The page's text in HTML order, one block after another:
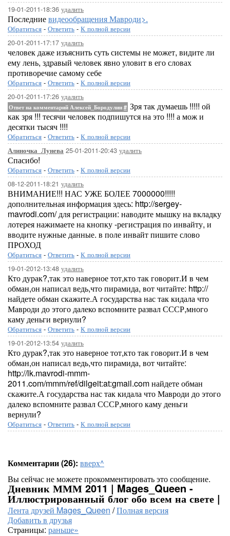
19-01-2011-18:36 удалить
Последниевидеообращения Мавроди>.
Обратиться - Ответить - К полной версии
20-01-2011-17:17 удалить
человек даже изъяснить суть системы не может, видите ли
ему лень, здравый человек явно уловит в его словах
противоречие самому себе
Обратиться - Ответить - К полной версии
20-01-2011-17:26 удалить
Ответ на комментарий Алексей_Бородулин # Зря так думаешь !!!!! ой
как зря !!! тесячи человек подпишутся на это !!!! а мож и
десятки тысяч !!!!
Обратиться - Ответить - К полной версии
Алиночка_Лунева 25-01-2011-20:43 удалить
Спасибо!
Обратиться - Ответить - К полной версии
08-12-2011-18:21 удалить
ВНИМАНИЕ!!! НАС УЖЕ БОЛЕЕ 7000000!!!!!
дополнительная информация здесь: http://sergey-
mavrodi.com/ для регистрации: наводите мышку на вкладку
лотерея нажимаете на кнопку -регистрация по инвайту, и
вводите нужные данные. в поле инвайт пишите слово
ПРОХОД
Обратиться - Ответить - К полной версии
19-01-2012-13:48 удалить
Кто дурак?,так это наверное тот,кто так говорит.И в чем
обман,он написал ведь,что пирамида, вот читайте: http://
найдете обман скажите.А государства нас так кидала что
Мавроди до этого далеко вспомните развал СССР,много
каму деньги вернули?
Обратиться - Ответить - К полной версии
19-01-2012-13:54 удалить
Кто дурак?,так это наверное тот,кто так говорит.И в чем
обман,он написал ведь,что пирамида, вот читайте:
http://lk.mavrodi-mmm-
2011.com/mmm/ref/dilgeit:at:gmail.com найдете обман
скажите.А государства нас так кидала что Мавроди до этого
далеко вспомните развал СССР,много каму деньги
вернули?
Обратиться - Ответить - К полной версии
Комментарии (26): вверх^
Вы сейчас не можете прокомментировать это сообщение.
Дневник МММ 2011 | Mages_Queen -
Иллюстрированный блог обо всем на свете |
Лента друзей Mages_Queen /Полная версия
Добавить в друзья
Страницы: раньше»